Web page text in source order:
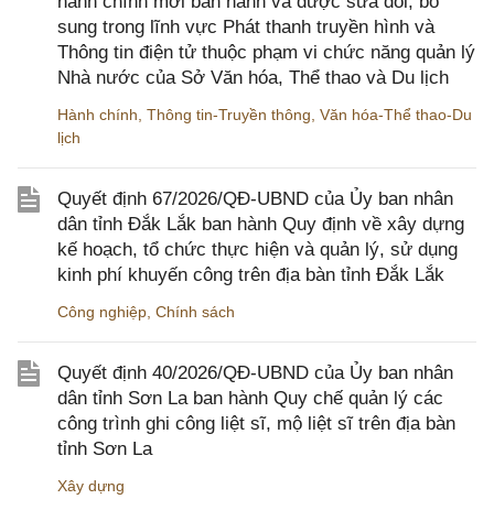
sung trong lĩnh vực Phát thanh truyền hình và
Thông tin điện tử thuộc phạm vi chức năng quản lý
Nhà nước của Sở Văn hóa, Thể thao và Du lịch
Hành chính Thông tin-Truyền thông Văn hóa-Thể thao-Du
lịch
Quyết định 67/2026/QĐ-UBND của Ủy ban nhân
dân tỉnh Đắk Lắk ban hành Quy định về xây dựng
kế hoạch, tổ chức thực hiện và quản lý, sử dụng
kinh phí khuyến công trên địa bàn tỉnh Đắk Lắk
Công nghiệp Chính sách
Quyết định 40/2026/QĐ-UBND của Ủy ban nhân
dân tỉnh Sơn La ban hành Quy chế quản lý các
công trình ghi công liệt sĩ, mộ liệt sĩ trên địa bàn
tỉnh Sơn La
Xây dựng